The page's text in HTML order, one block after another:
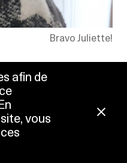
afin de
vous
Bravo Juliette!